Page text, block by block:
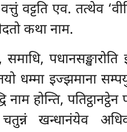
वट्टति एव. तत्थेव
कथा नाम.
पधानसङ्खारोति
धम्मा इज्झमाना
होन्ति, पतिट्ठानट्ठेन
खन्धानंयेव